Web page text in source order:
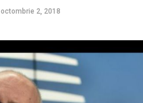
octombrie 2, 2018